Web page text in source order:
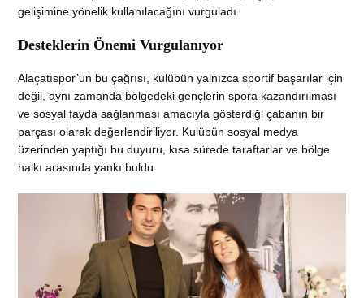
gelişimine yönelik kullanılacağını vurguladı.
Desteklerin Önemi Vurgulanıyor
Alaçatıspor’un bu çağrısı, kulübün yalnızca sportif başarılar için
değil, aynı zamanda bölgedeki gençlerin spora kazandırılması
ve sosyal fayda sağlanması amacıyla gösterdiği çabanın bir
parçası olarak değerlendiriliyor. Kulübün sosyal medya
üzerinden yaptığı bu duyuru, kısa sürede taraftarlar ve bölge
halkı arasında yankı buldu.